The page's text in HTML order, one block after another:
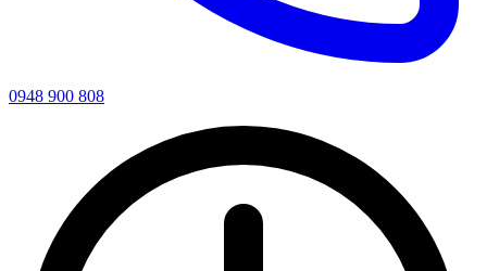
0948 900 808